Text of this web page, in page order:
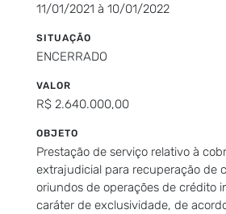
11/01/2021 à 10/01/2022
SITUAÇÃO
ENCERRADO
VALOR
R$ 2.640.000,00
OBJETO
Prestação de serviço relativo à
extrajudicial para recuperação de
oriundos de operações de crédito
caráter de exclusividade, de